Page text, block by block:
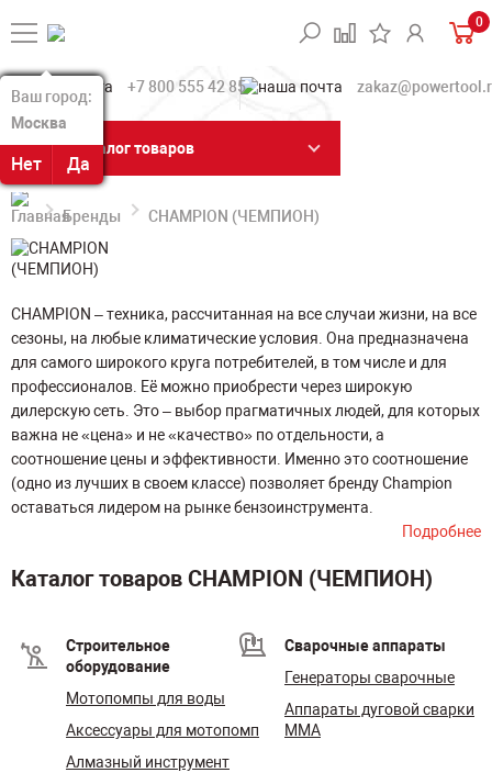
Ваш город:
Москва
Нет Да
Ваш город:
Москва
Нет Да
0
+7 800 555 42 85
Каталог товаров
Бренды CHAMPION (ЧЕМПИОН)
CHAMPION – техника, рассчитанная на все случаи жизни, на все
сезоны, на любые климатические условия. Она предназначена
для самого широкого круга потребителей, в том числе и для
профессионалов. Её можно приобрести через широкую
дилерскую сеть. Это – выбор прагматичных людей, для которых
важна не «цена» и не «качество» по отдельности, а
соотношение цены и эффективности. Именно это соотношение
(одно из лучших в своем классе) позволяет бренду Champion
оставаться лидером на рынке бензоинструмента.
Подробнее
Каталог товаров CHAMPION (ЧЕМПИОН)
Строительное
оборудование
Мотопомпы для воды
Аксессуары для мотопомп
Алмазный инструмент
Сварочные аппараты
Генераторы сварочные
Аппараты дуговой сварки
MMA